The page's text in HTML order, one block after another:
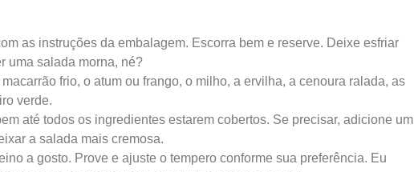
as instruções da embalagem. Escorra bem e reserve. Deixe esfriar
uma salada morna, né?
frio, o atum ou frango, o milho, a ervilha, a cenoura ralada, as
verde.
até todos os ingredientes estarem cobertos. Se precisar, adicione um
a salada mais cremosa.
a gosto. Prove e ajuste o tempero conforme sua preferência. Eu